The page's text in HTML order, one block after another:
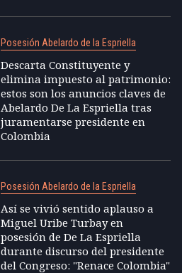
Posesión Abelardo de la Espriella
Descarta Constituyente y
elimina impuesto al patrimonio:
estos son los anuncios claves de
Abelardo De La Espriella tras
juramentarse presidente en
Colombia
Posesión Abelardo de la Espriella
Así se vivió sentido aplauso a
Miguel Uribe Turbay en
posesión de De La Espriella
durante discurso del presidente
del Congreso: "Renace Colombia"